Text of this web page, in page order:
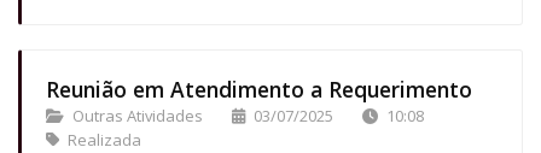
Reunião em Atendimento a Requerimento
Outras Atividades 03/07/2025
10:08
Realizada